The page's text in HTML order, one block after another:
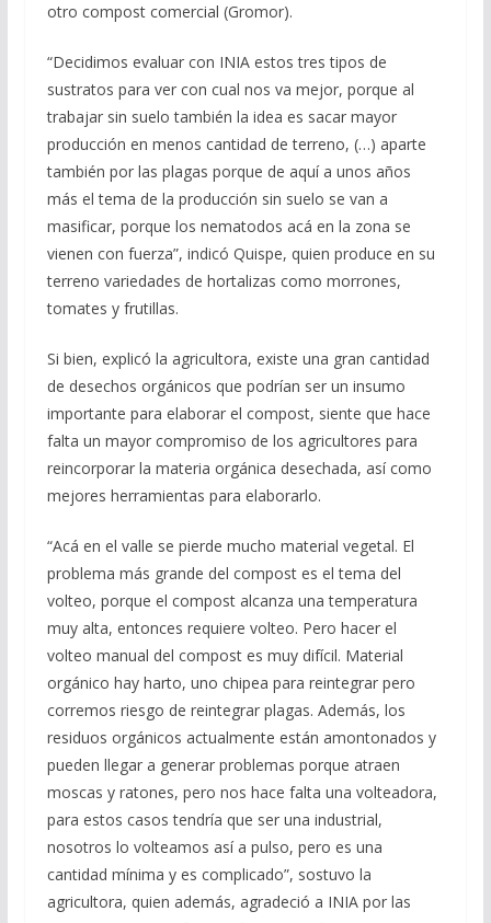
otro compost comercial (Gromor).
“Decidimos evaluar con INIA estos tres tipos de
sustratos para ver con cual nos va mejor, porque al
trabajar sin suelo también la idea es sacar mayor
producción en menos cantidad de terreno, (…) aparte
también por las plagas porque de aquí a unos años
más el tema de la producción sin suelo se van a
masificar, porque los nematodos acá en la zona se
vienen con fuerza”, indicó Quispe, quien produce en su
terreno variedades de hortalizas como morrones,
tomates y frutillas.
Si bien, explicó la agricultora, existe una gran cantidad
de desechos orgánicos que podrían ser un insumo
importante para elaborar el compost, siente que hace
falta un mayor compromiso de los agricultores para
reincorporar la materia orgánica desechada, así como
mejores herramientas para elaborarlo.
“Acá en el valle se pierde mucho material vegetal. El
problema más grande del compost es el tema del
volteo, porque el compost alcanza una temperatura
muy alta, entonces requiere volteo. Pero hacer el
volteo manual del compost es muy difícil. Material
orgánico hay harto, uno chipea para reintegrar pero
corremos riesgo de reintegrar plagas. Además, los
residuos orgánicos actualmente están amontonados y
pueden llegar a generar problemas porque atraen
moscas y ratones, pero nos hace falta una volteadora,
para estos casos tendría que ser una industrial,
nosotros lo volteamos así a pulso, pero es una
cantidad mínima y es complicado”, sostuvo la
agricultora, quien además, agradeció a INIA por las